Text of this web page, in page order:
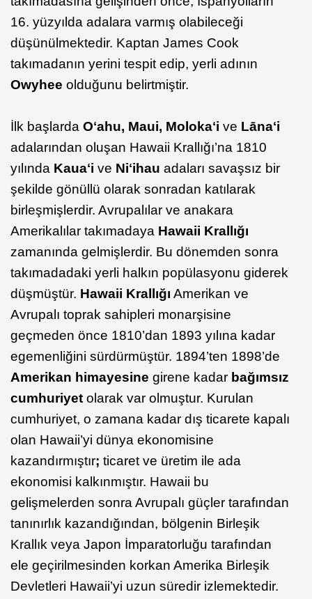
16. yüzyılda adalara varmış olabileceği
düşünülmektedir. Kaptan James Cook
takımadanın yerini tespit edip, yerli adının
Owyhee olduğunu belirtmiştir.
İlk başlarda Oʻahu, Maui, Molokaʻi ve Lānaʻi
adalarından oluşan Hawaii Krallığı’na 1810
yılında Kauaʻi ve Niʻihau adaları savaşsız bir
şekilde gönüllü olarak sonradan katılarak
birleşmişlerdir. Avrupalılar ve anakara
Amerikalılar takımadaya Hawaii Krallığı
zamanında gelmişlerdir. Bu dönemden sonra
takımadadaki yerli halkın popülasyonu giderek
düşmüştür. Hawaii Krallığı Amerikan ve
Avrupalı toprak sahipleri monarşisine
geçmeden önce 1810’dan 1893 yılına kadar
egemenliğini sürdürmüştür. 1894’ten 1898’de
Amerikan himayesine girene kadar bağımsız
cumhuriyet olarak var olmuştur. Kurulan
cumhuriyet, o zamana kadar dış ticarete kapalı
olan Hawaii’yi dünya ekonomisine
kazandırmıştır; ticaret ve üretim ile ada
ekonomisi kalkınmıştır. Hawaii bu
gelişmelerden sonra Avrupalı güçler tarafından
tanınırlık kazandığından, bölgenin Birleşik
Krallık veya Japon İmparatorluğu tarafından
ele geçirilmesinden korkan Amerika Birleşik
Devletleri Hawaii’yi uzun süredir izlemektedir.